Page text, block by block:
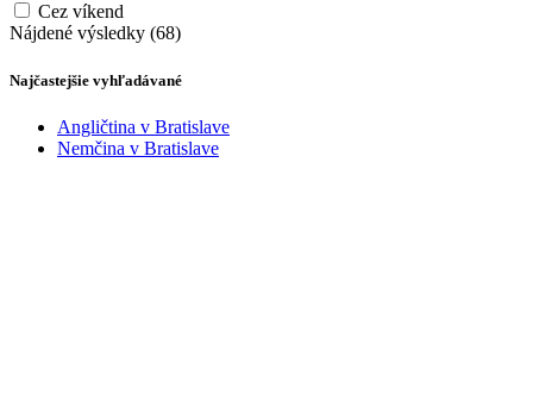
Cez víkend
Nájdené výsledky (68)
Najčastejšie vyhľadávané
Angličtina v Bratislave
Nemčina v Bratislave